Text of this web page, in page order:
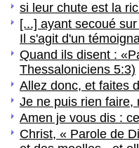
si leur chute est la
[...] ayant secoué
Il s'agit d'un
Quand ils disent :
Thessaloniciens 5:3)
Allez donc, et faites
Je ne puis rien faire,
Amen je vous dis :
Christ, « Parole de